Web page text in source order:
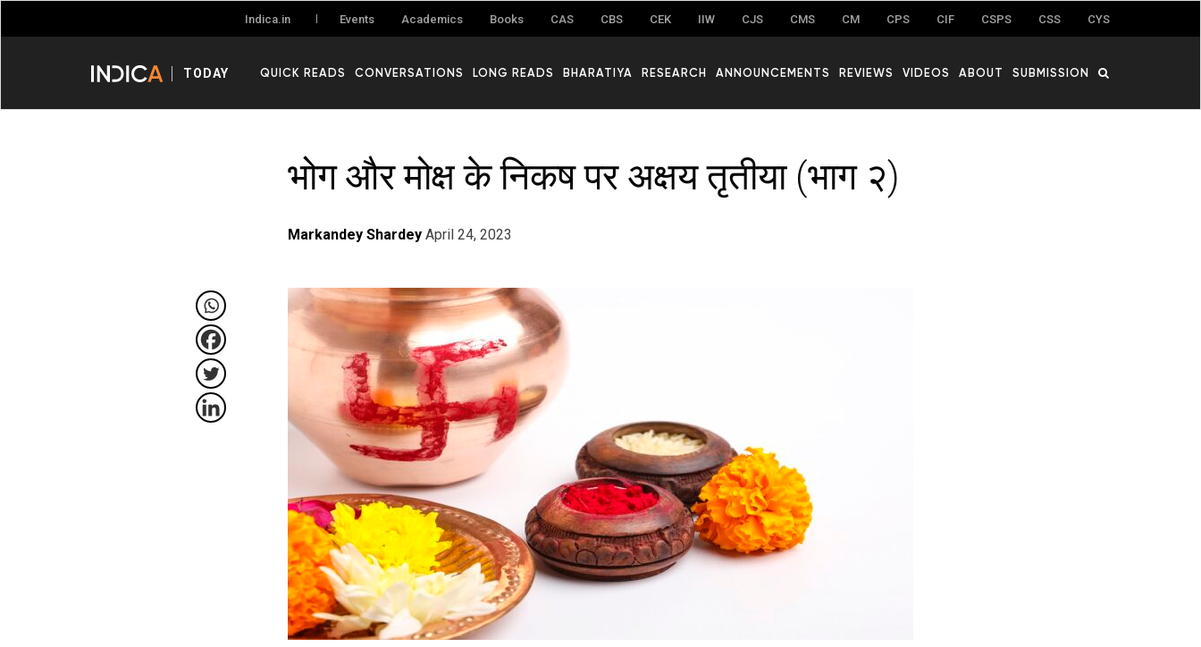
Indica.in Events Academics Books CAS CBS CEK IIW CJS CMS CM CPS CIF CSPS CSS CYS
TODAY QUICK READS CONVERSATIONS LONG READS BHARATIYA RESEARCH ANNOUNCEMENTS REVIEWS VIDEOS ABOUT SUBMISSION
भोग और मोक्ष के निकष पर अक्षय तृतीया (भाग २)
Markandey Shardey April 24, 2023